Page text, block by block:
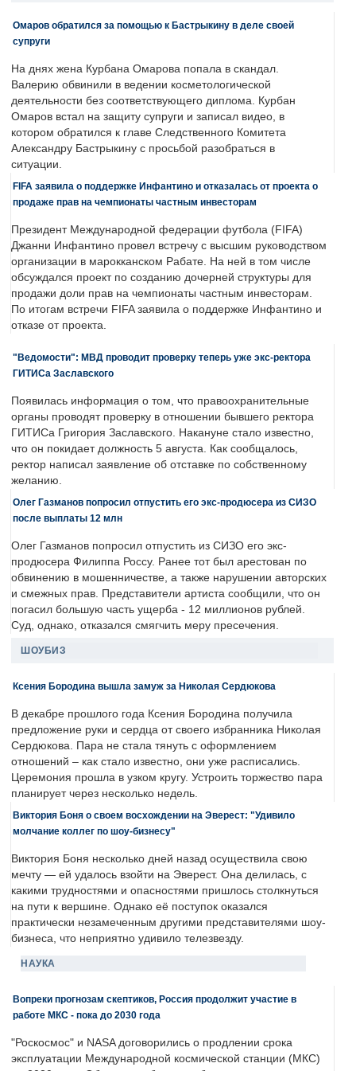
Омаров обратился за помощью к Бастрыкину в деле своей
супруги
На днях жена Курбана Омарова попала в скандал.
Валерию обвинили в ведении косметологической
деятельности без соответствующего диплома. Курбан
Омаров встал на защиту супруги и записал видео, в
котором обратился к главе Следственного Комитета
Александру Бастрыкину с просьбой разобраться в
ситуации.
FIFA заявила о поддержке Инфантино и отказалась от проекта о
продаже прав на чемпионаты частным инвесторам
Президент Международной федерации футбола (FIFA)
Джанни Инфантино провел встречу с высшим руководством
организации в марокканском Рабате. На ней в том числе
обсуждался проект по созданию дочерней структуры для
продажи доли прав на чемпионаты частным инвесторам.
По итогам встречи FIFA заявила о поддержке Инфантино и
отказе от проекта.
"Ведомости": МВД проводит проверку теперь уже экс-ректора
ГИТИСа Заславского
Появилась информация о том, что правоохранительные
органы проводят проверку в отношении бывшего ректора
ГИТИСа Григория Заславского. Накануне стало известно,
что он покидает должность 5 августа. Как сообщалось,
ректор написал заявление об отставке по собственному
желанию.
Олег Газманов попросил отпустить его экс-продюсера из СИЗО
после выплаты 12 млн
Олег Газманов попросил отпустить из СИЗО его экс-
продюсера Филиппа Россу. Ранее тот был арестован по
обвинению в мошенничестве, а также нарушении авторских
и смежных прав. Представители артиста сообщили, что он
погасил большую часть ущерба - 12 миллионов рублей.
Суд, однако, отказался смягчить меру пресечения.
ШОУБИЗ
Ксения Бородина вышла замуж за Николая Сердюкова
В декабре прошлого года Ксения Бородина получила
предложение руки и сердца от своего избранника Николая
Сердюкова. Пара не стала тянуть с оформлением
отношений – как стало известно, они уже расписались.
Церемония прошла в узком кругу. Устроить торжество пара
планирует через несколько недель.
Виктория Боня о своем восхождении на Эверест: "Удивило
молчание коллег по шоу-бизнесу"
Виктория Боня несколько дней назад осуществила свою
мечту — ей удалось взойти на Эверест. Она делилась, с
какими трудностями и опасностями пришлось столкнуться
на пути к вершине. Однако её поступок оказался
практически незамеченным другими представителями шоу-
бизнеса, что неприятно удивило телезвезду.
НАУКА
Вопреки прогнозам скептиков, Россия продолжит участие в
работе МКС - пока до 2030 года
"Роскосмос" и NASA договорились о продлении срока
эксплуатации Международной космической станции (МКС)